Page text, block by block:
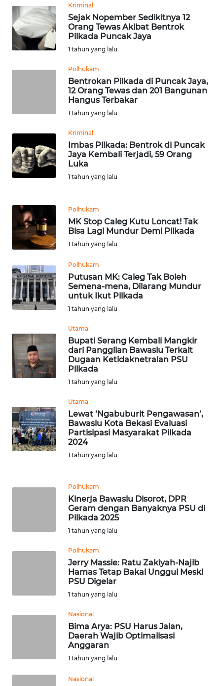
Kriminal
Sejak Nopember Sedikitnya 12
Orang Tewas Akibat Bentrok
Pilkada Puncak Jaya
1 tahun yang lalu
Polhukam
Bentrokan Pilkada di Puncak Jaya,
12 Orang Tewas dan 201 Bangunan
Hangus Terbakar
1 tahun yang lalu
Kriminal
Imbas Pilkada: Bentrok di Puncak
Jaya Kembali Terjadi, 59 Orang
Luka
1 tahun yang lalu
Polhukam
MK Stop Caleg Kutu Loncat! Tak
Bisa Lagi Mundur Demi Pilkada
1 tahun yang lalu
Polhukam
Putusan MK: Caleg Tak Boleh
Semena-mena, Dilarang Mundur
untuk Ikut Pilkada
1 tahun yang lalu
Utama
Bupati Serang Kembali Mangkir
dari Panggilan Bawaslu Terkait
Dugaan Ketidaknetralan PSU
Pilkada
1 tahun yang lalu
Utama
Lewat ‘Ngabuburit Pengawasan’,
Bawaslu Kota Bekasi Evaluasi
Partisipasi Masyarakat Pilkada
2024
1 tahun yang lalu
Polhukam
Kinerja Bawaslu Disorot, DPR
Geram dengan Banyaknya PSU di
Pilkada 2025
1 tahun yang lalu
Polhukam
Jerry Massie: Ratu Zakiyah-Najib
Hamas Tetap Bakal Unggul Meski
PSU Digelar
1 tahun yang lalu
Nasional
Bima Arya: PSU Harus Jalan,
Daerah Wajib Optimalisasi
Anggaran
1 tahun yang lalu
Nasional
WN
KALTARA
KALSEL
WN
WN
GORONTALO
WN
SULUT
WN
MALUKU
WN
MALUT
WN
DANAU
TOBA
NIAS
WN
LANGKAT
WN